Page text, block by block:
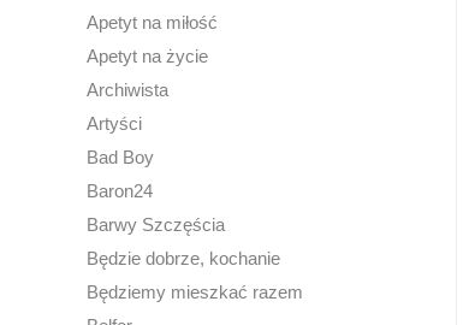
Apetyt na miłość
Apetyt na życie
Archiwista
Artyści
Bad Boy
Baron24
Barwy Szczęścia
Będzie dobrze, kochanie
Będziemy mieszkać razem